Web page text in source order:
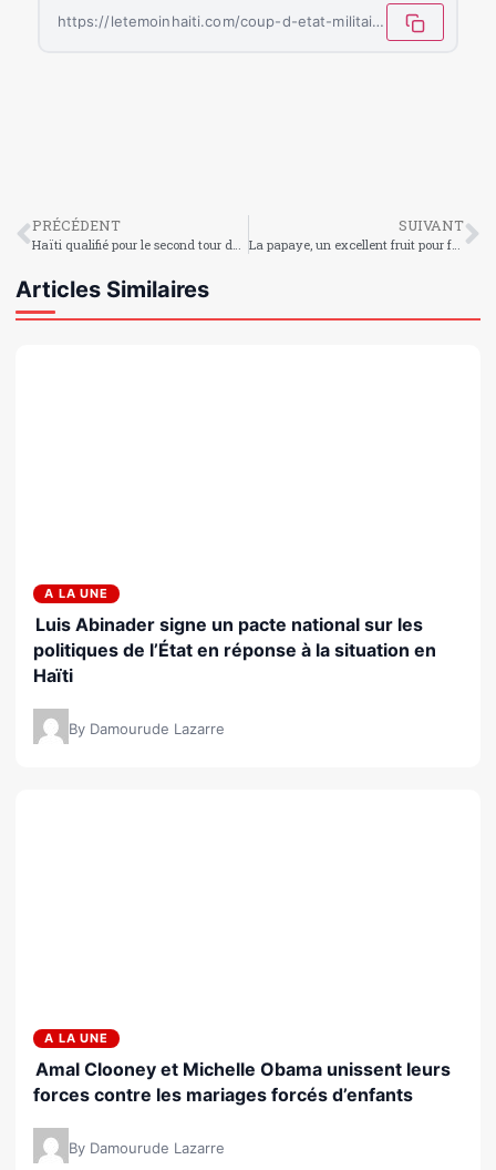
https://letemoinhaiti.com/coup-d-etat-militaire-au-gabon-le-president-ali-bongo-en-residence-surveillee/
PRÉCÉDENT
Haïti qualifié pour le second tour du championnat féminin U-17 de la CONCACAF
SUIVANT
La papaye, un excellent fruit pour favoriser sa digestion le soir
Articles Similaires
A LA UNE
Luis Abinader signe un pacte national sur les
politiques de l’État en réponse à la situation en
Haïti
By Damourude Lazarre
A LA UNE
Amal Clooney et Michelle Obama unissent leurs
forces contre les mariages forcés d’enfants
By Damourude Lazarre